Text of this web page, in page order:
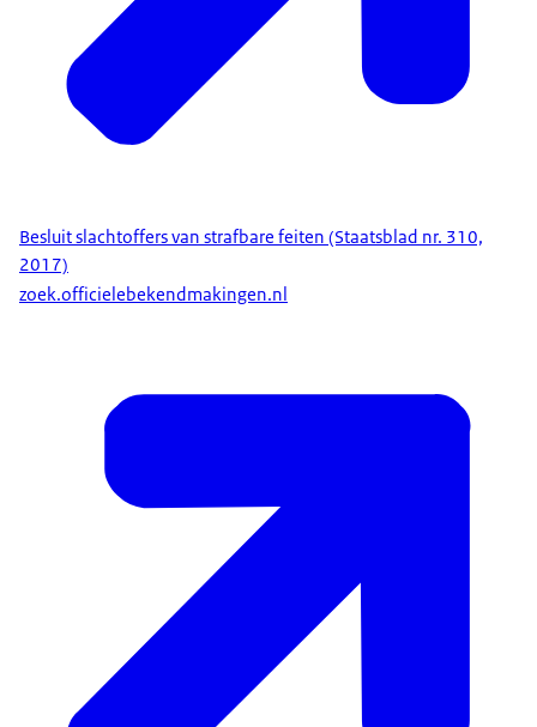
Besluit slachtoffers van strafbare feiten (Staatsblad nr. 310,
2017)
zoek.officielebekendmakingen.nl